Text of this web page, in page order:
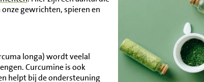
gewrichten, spieren en
longa) wordt veelal
Curcumine is ook
helpt bij de ondersteuning